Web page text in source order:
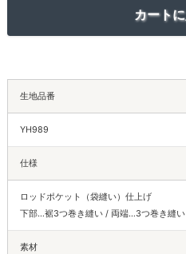
生地品番
YH989
仕様
ロッドポケット（袋縫い）仕上げ
下部…裾3つ巻き縫い / 両端…3つ巻き縫い
素材